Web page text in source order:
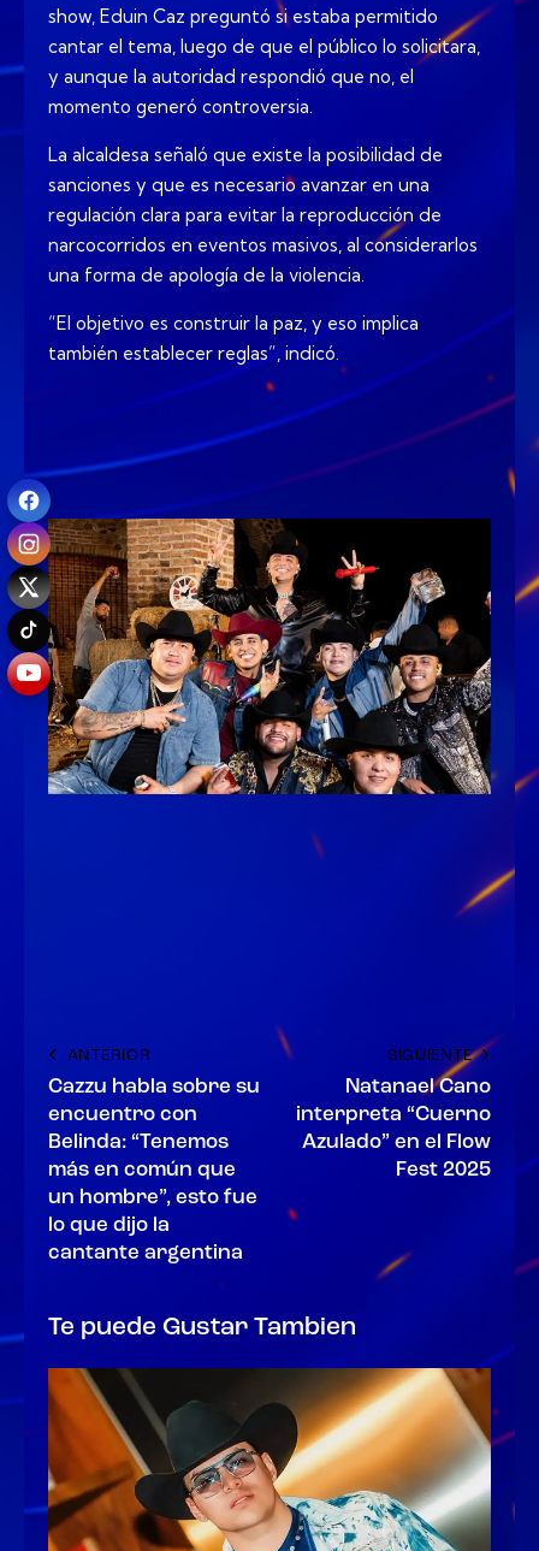
show, Eduin Caz preguntó si estaba permitido
cantar el tema, luego de que el público lo solicitara,
y aunque la autoridad respondió que no, el
momento generó controversia.
La alcaldesa señaló que existe la posibilidad de
sanciones y que es necesario avanzar en una
regulación clara para evitar la reproducción de
narcocorridos en eventos masivos, al considerarlos
una forma de apología de la violencia.
“El objetivo es construir la paz, y eso implica
también establecer reglas”, indicó.
ANTERIOR
Cazzu habla sobre su
encuentro con
Belinda: “Tenemos
más en común que
un hombre”, esto fue
lo que dijo la
cantante argentina
SIGUIENTE
Natanael Cano
interpreta “Cuerno
Azulado” en el Flow
Fest 2025
Te puede Gustar Tambien